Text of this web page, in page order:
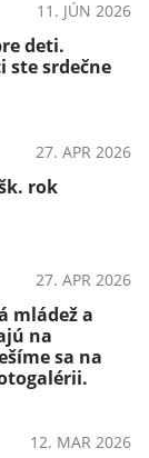
11. JÚN 2026
deti.
ste srdečne
27. APR 2026
rok
27. APR 2026
mládež a
na
sa na
12. MAR 2026